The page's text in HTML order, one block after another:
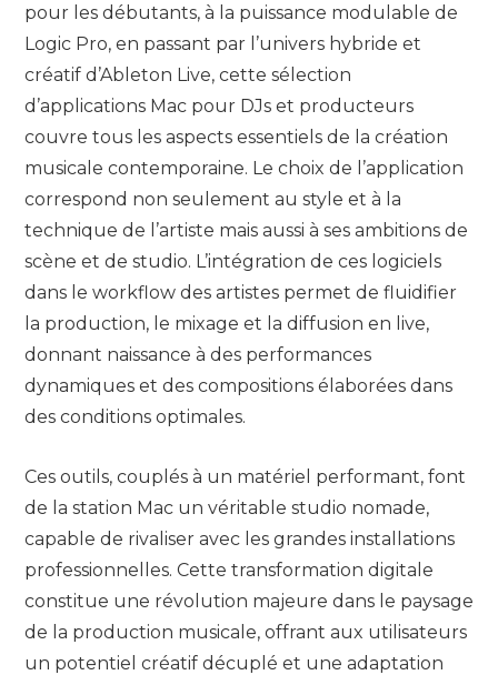
pour les débutants, à la puissance modulable de
Logic Pro, en passant par l’univers hybride et
créatif d’Ableton Live, cette sélection
d’applications Mac pour DJs et producteurs
couvre tous les aspects essentiels de la création
musicale contemporaine. Le choix de l’application
correspond non seulement au style et à la
technique de l’artiste mais aussi à ses ambitions de
scène et de studio. L’intégration de ces logiciels
dans le workflow des artistes permet de fluidifier
la production, le mixage et la diffusion en live,
donnant naissance à des performances
dynamiques et des compositions élaborées dans
des conditions optimales.
Ces outils, couplés à un matériel performant, font
de la station Mac un véritable studio nomade,
capable de rivaliser avec les grandes installations
professionnelles. Cette transformation digitale
constitue une révolution majeure dans le paysage
de la production musicale, offrant aux utilisateurs
un potentiel créatif décuplé et une adaptation